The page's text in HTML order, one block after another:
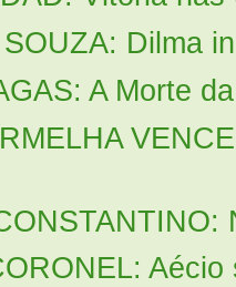
Dilma
A Morte